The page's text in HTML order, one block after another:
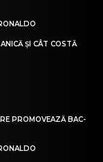
ȘI CÂT COSTĂ
PROMOVEAZĂ BAC-